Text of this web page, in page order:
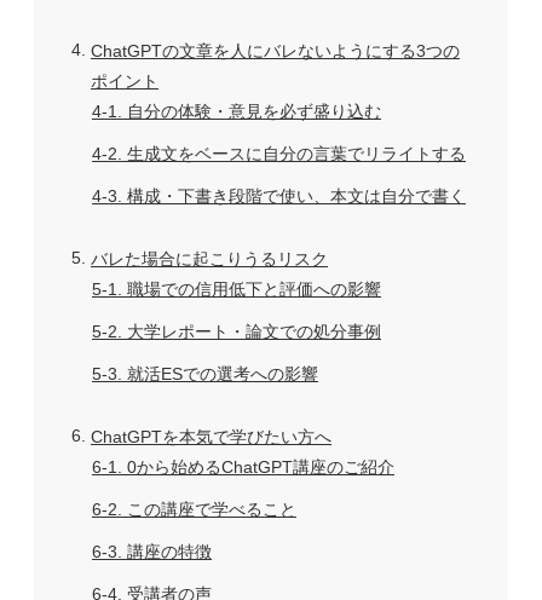
4 ChatGPTの文章を人にバレないようにする3つの
ポイント
4-1
自分の体験・意見を必ず盛り込む
4-2 生成文をベースに自分の言葉でリライトする
4-3 構成・下書き段階で使い、本文は自分で書く
5 バレた場合に起こりうるリスク
5-1 職場での信用低下と評価への影響
5-2 大学レポート・論文での処分事例
5-3 就活ESでの選考への影響
6 ChatGPTを本気で学びたい方へ
6-1 0から始めるChatGPT講座のご紹介
6-2 この講座で学べること
6-3 講座の特徴
6-4 受講者の声